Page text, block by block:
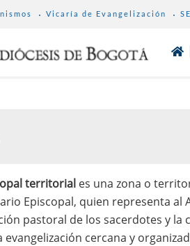
Vicaría de Evangelización
territorial es una zona o
Episcopal, quien representa al
pastoral de los sacerdotes y
cercana y